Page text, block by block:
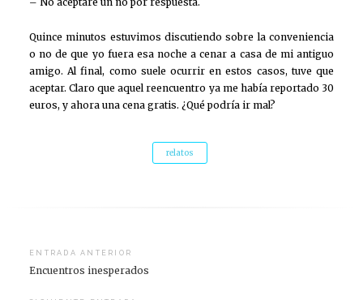
Quince minutos estuvimos discutiendo sobre la conveniencia
o no de que yo fuera esa noche a cenar a casa de mi antiguo
amigo. Al final, como suele ocurrir en estos casos, tuve que
aceptar. Claro que aquel reencuentro ya me había reportado 30
euros, y ahora una cena gratis. ¿Qué podría ir mal?
relatos
Navegación
de
ENTRADA ANTERIOR
Encuentros inesperados